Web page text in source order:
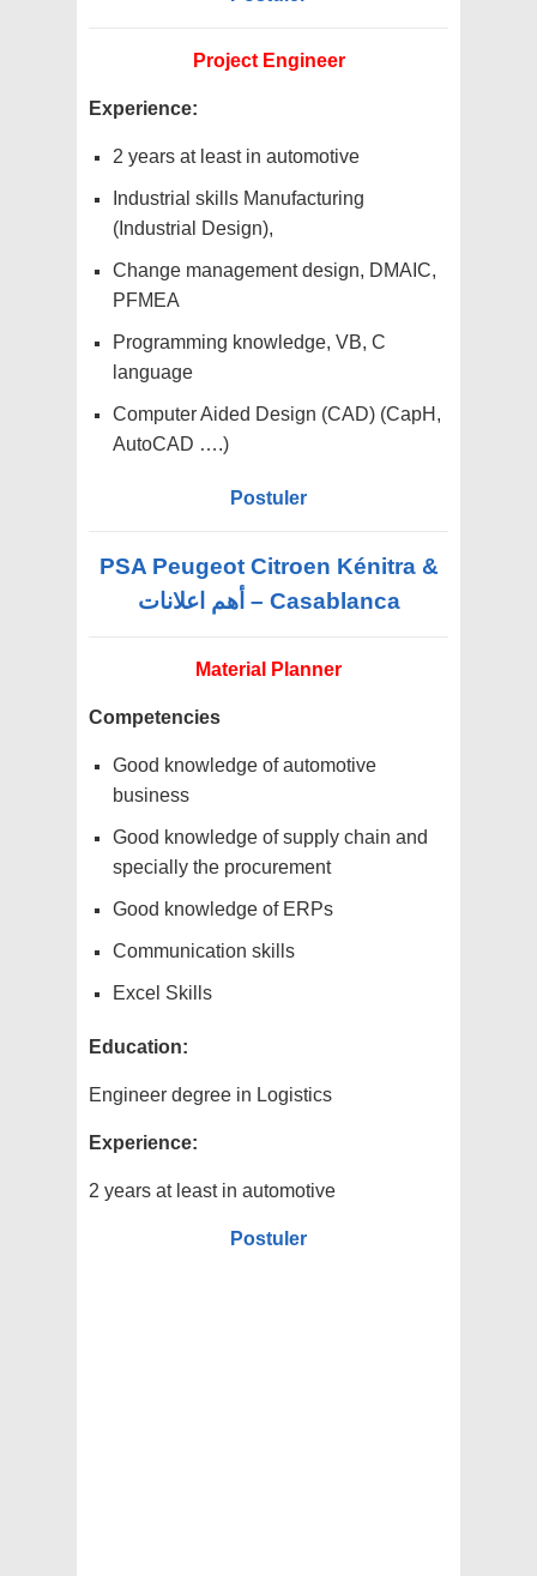
Project Engineer
Experience:
2 years at least in automotive
Industrial skills Manufacturing
(Industrial Design),
Change management design, DMAIC,
PFMEA
Programming knowledge, VB, C
language
Computer Aided Design (CAD) (CapH,
AutoCAD ….)
Postuler
PSA Peugeot Citroen Kénitra &
Casablanca – أهم اعلانات
Material Planner
Competencies
Good knowledge of automotive
business
Good knowledge of supply chain and
specially the procurement
Good knowledge of ERPs
Communication skills
Excel Skills
Education:
Engineer degree in Logistics
Experience:
2 years at least in automotive
Postuler